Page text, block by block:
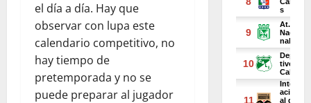
el día a día. Hay que
observar con lupa este
calendario competitivo, no
hay tiempo de
pretemporada y no se
puede preparar al jugador